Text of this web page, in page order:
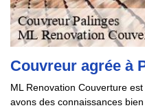
Couvreur agrée à
ML Renovation Couverture
avons des connaissances